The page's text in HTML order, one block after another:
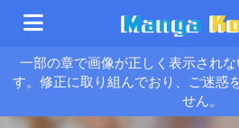
一部の章で画像が正しく表示され
す。修正に取り組んでおり、ご迷惑
せん。